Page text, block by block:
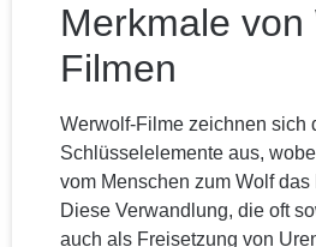
Merkmale von
Filmen
Werwolf-Filme zeichnen sich
Schlüsselelemente aus,
vom Menschen zum Wolf das
Diese Verwandlung, die oft
auch als Freisetzung von